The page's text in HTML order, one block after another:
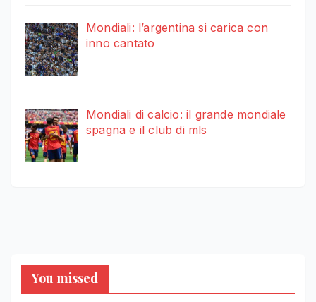
Mondiali: l’argentina si carica con
inno cantato
Mondiali di calcio: il grande mondiale
spagna e il club di mls
You missed